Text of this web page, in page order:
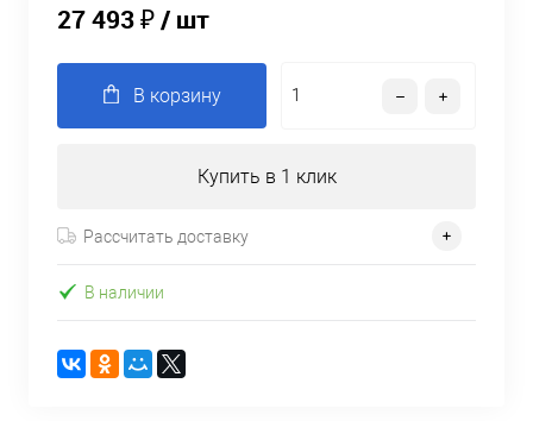
27 493 ₽/ шт
В корзину
Купить в 1 клик
Рассчитать доставку
В наличии